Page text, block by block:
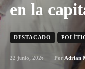
en la
DESTACADO
22 junio, 2026 Por Adrian